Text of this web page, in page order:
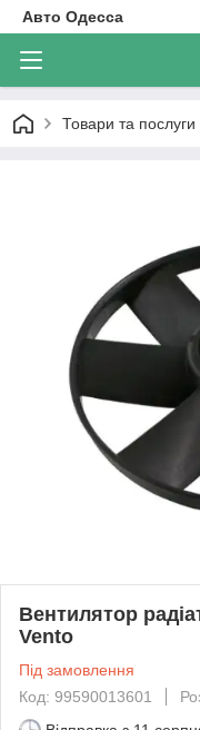
Авто Одесса
Товари та послуги
Вентилятор
Vento
Під замовлення
Код: 99590013601